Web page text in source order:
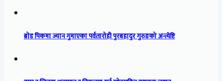
ब्रोड पिकमा ज्यान गुमाएका पर्वतारोही पुरबहादुर गुरुङको अन्त्येष्टि